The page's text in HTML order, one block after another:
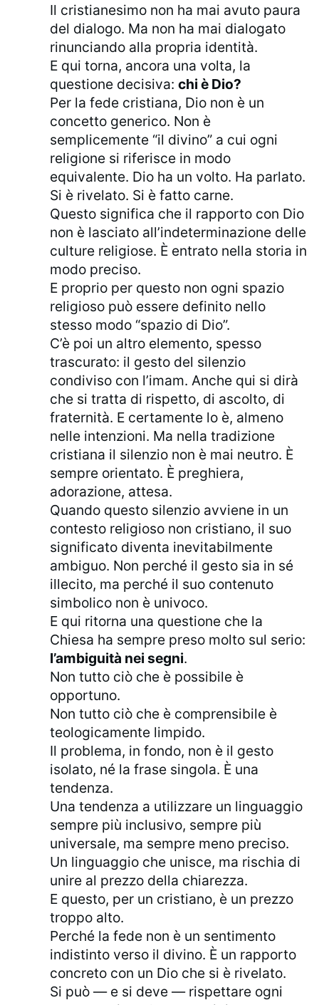
Il cristianesimo non ha mai avuto paura
del dialogo. Ma non ha mai dialogato
rinunciando alla propria identità.
E qui torna, ancora una volta, la
questione decisiva:chi è Dio?
Per la fede cristiana, Dio non è un
concetto generico. Non è
semplicemente “il divino” a cui ogni
religione si riferisce in modo
equivalente. Dio ha un volto. Ha parlato.
Si è rivelato. Si è fatto carne.
Questo significa che il rapporto con Dio
non è lasciato all’indeterminazione delle
culture religiose. È entrato nella storia in
modo preciso.
E proprio per questo non ogni spazio
religioso può essere definito nello
stesso modo “spazio di Dio”.
C’è poi un altro elemento, spesso
trascurato: il gesto del silenzio
condiviso con l’imam. Anche qui si dirà
che si tratta di rispetto, di ascolto, di
fraternità. E certamente lo è, almeno
nelle intenzioni. Ma nella tradizione
cristiana il silenzio non è mai neutro. È
sempre orientato. È preghiera,
adorazione, attesa.
Quando questo silenzio avviene in un
contesto religioso non cristiano, il suo
significato diventa inevitabilmente
ambiguo. Non perché il gesto sia in sé
illecito, ma perché il suo contenuto
simbolico non è univoco.
E qui ritorna una questione che la
Chiesa ha sempre preso molto sul serio:
l’ambiguità nei segni.
Non tutto ciò che è possibile è
opportuno.
Non tutto ciò che è comprensibile è
teologicamente limpido.
Il problema, in fondo, non è il gesto
isolato, né la frase singola. È una
tendenza.
Una tendenza a utilizzare un linguaggio
sempre più inclusivo, sempre più
universale, ma sempre meno preciso.
Un linguaggio che unisce, ma rischia di
unire al prezzo della chiarezza.
E questo, per un cristiano, è un prezzo
troppo alto.
Perché la fede non è un sentimento
indistinto verso il divino. È un rapporto
concreto con un Dio che si è rivelato.
Si può — e si deve — rispettare ogni